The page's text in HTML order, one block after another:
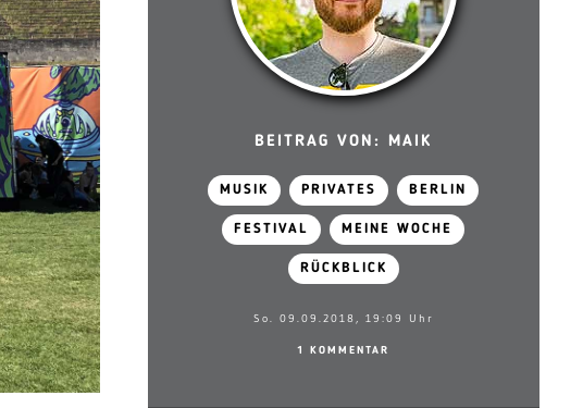
BEITRAG VON: MAIK
MUSIK PRIVATES BERLIN
FESTIVAL MEINE WOCHE
RÜCKBLICK
So. 09.09.2018, 19:09 Uhr
1 KOMMENTAR